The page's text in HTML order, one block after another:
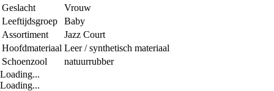
Geslacht
Vrouw
Leeftijdsgroep
Baby
Assortiment
Jazz Court
Hoofdmateriaal Leer / synthetisch materiaal
Schoenzool
natuurrubber
Loading...
Loading...